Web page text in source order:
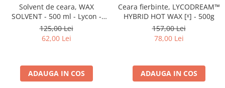
ACCESORII
Palete Contouring
Pensule Profesionale
Solvent de ceara, WAX
SOLVENT - 500 ml - Lycon -
Lycon
125,00 Lei
62,00 Lei
ADAUGA IN COS
Ceara fierbinte, LYCODREAM™
HYBRID HOT WAX [ˣ] - 500g
157,00 Lei
78,00 Lei
ADAUGA IN COS